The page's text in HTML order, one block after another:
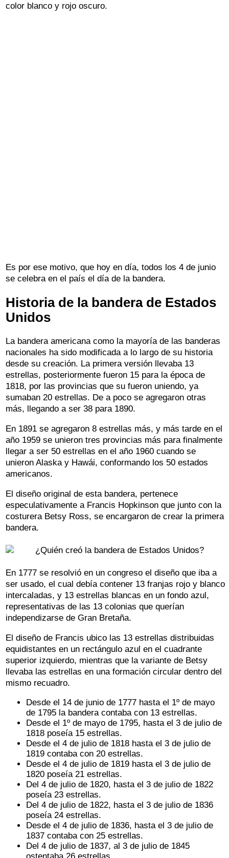
color blanco y rojo oscuro.
Es por ese motivo, que hoy en día, todos los 4 de junio
se celebra en el país el día de la bandera.
Historia de la bandera de Estados
Unidos
La bandera americana como la mayoría de las banderas
nacionales ha sido modificada a lo largo de su historia
desde su creación. La primera versión llevaba 13
estrellas, posteriormente fueron 15 para la época de
1818, por las provincias que su fueron uniendo, ya
sumaban 20 estrellas. De a poco se agregaron otras
más, llegando a ser 38 para 1890.
En 1891 se agregaron 8 estrellas más, y más tarde en el
año 1959 se unieron tres provincias más para finalmente
llegar a ser 50 estrellas en el año 1960 cuando se
unieron Alaska y Hawái, conformando los 50 estados
americanos.
El diseño original de esta bandera, pertenece
especulativamente a Francis Hopkinson que junto con la
costurera Betsy Ross, se encargaron de crear la primera
bandera.
En 1777 se resolvió en un congreso el diseño que iba a
ser usado, el cual debía contener 13 franjas rojo y blanco
intercaladas, y 13 estrellas blancas en un fondo azul,
representativas de las 13 colonias que querían
independizarse de Gran Bretaña.
El diseño de Francis ubico las 13 estrellas distribuidas
equidistantes en un rectángulo azul en el cuadrante
superior izquierdo, mientras que la variante de Betsy
llevaba las estrellas en una formación circular dentro del
mismo recuadro.
Desde el 14 de junio de 1777 hasta el 1º de mayo
de 1795 la bandera contaba con 13 estrellas.
Desde el 1º de mayo de 1795, hasta el 3 de julio de
1818 poseía 15 estrellas.
Desde el 4 de julio de 1818 hasta el 3 de julio de
1819 contaba con 20 estrellas.
Desde el 4 de julio de 1819 hasta el 3 de julio de
1820 poseía 21 estrellas.
Del 4 de julio de 1820, hasta el 3 de julio de 1822
poseía 23 estrellas.
Del 4 de julio de 1822, hasta el 3 de julio de 1836
poseía 24 estrellas.
Desde el 4 de julio de 1836, hasta el 3 de julio de
1837 contaba con 25 estrellas.
Del 4 de julio de 1837, al 3 de julio de 1845